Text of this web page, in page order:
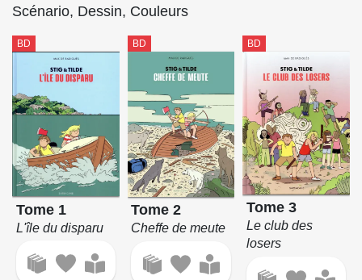
Scénario, Dessin, Couleurs
BD
Tome 1
L'île du disparu
BD
Tome 2
Cheffe de meute
BD
Tome 3
Le club des
losers